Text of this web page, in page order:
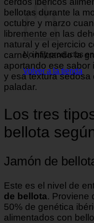
No hay productos
Volver a la tienda
bellotas durante la
octubre y marzo
libremente en las
natural y el ejercicio
carne, infiltrando la
aportando ese sabor
y esa textura sedosa
paladar.
Los tres
bellota
Jamón de
Este es el nivel de
de bellota. Proviene
50% de genética
alimentados con